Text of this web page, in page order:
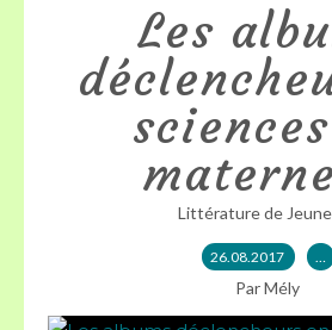
Les
Littérature de
26.08.2017 …
Par Mély